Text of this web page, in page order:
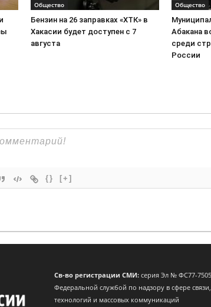
Общество
Бензин на 26 заправках «ХТК» в
Хакасии будет доступен с 7
августа
Общество
Абакана
среди
России
{} [+]
Св-во регистрации СМИ: серия Эл № ФС77-
Федеральной службой по надзору в сфере
технологий и массовых коммуникаций